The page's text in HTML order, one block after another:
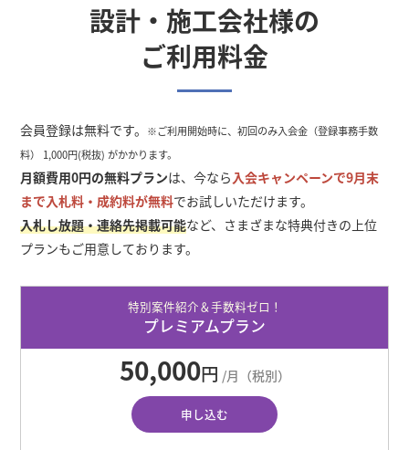
設計・施工会社様の
ご利用料金
会員登録は無料です。
※ご利用開始時に、初回のみ入会金（登録事務手数
料） 1,000円(税抜) がかかります。
月額費用0円の無料プランは、今なら 入会キャンペーンで9月末
まで入札料・成約料が無料でお試しいただけます。
入札し放題・連絡先掲載可能など、さまざまな特典付きの上位
プランもご用意しております。
特別案件紹介＆手数料ゼロ！
プレミアムプラン
50,000円 /月（税別）
申し込む